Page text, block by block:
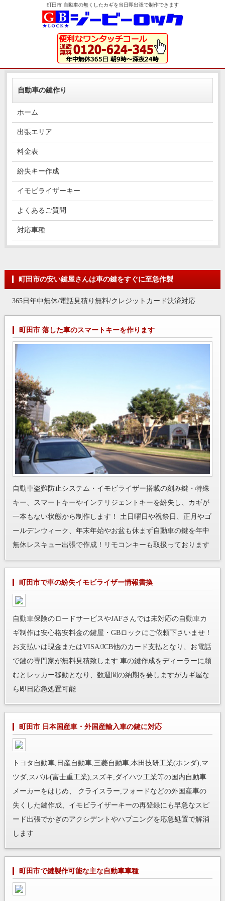
町田市 自動車の無くしたカギを当日即出張で制作できます
町田市の安い鍵屋さんは車の鍵をすぐに至急作製
365日年中無休/電話見積り無料/クレジットカード決済対応
町田市 落した車のスマートキーを作ります
自動車盗難防止システム・イモビライザー搭載の刻み鍵・特殊
キー、スマートキーやインテリジェントキーを紛失し、カギが
一本もない状態から制作します！ 土日曜日や祝祭日、正月やゴ
ールデンウィーク、年末年始やお盆も休まず自動車の鍵を年中
無休レスキュー出張で作成！リモコンキーも取扱っております
町田市で車の紛失イモビライザー情報書換
自動車保険のロードサービスやJAFさんでは未対応の自動車カ
ギ制作は安心格安料金の鍵屋・GBロックにご依頼下さいませ！
お支払いは現金またはVISA/JCB他のカード支払となり、お電話
で鍵の専門家が無料見積致します 車の鍵作成をディーラーに頼
むとレッカー移動となり、数週間の納期を要しますがカギ屋な
ら即日応急処置可能
町田市 日本国産車・外国産輸入車の鍵に対応
トヨタ自動車,日産自動車,三菱自動車,本田技研工業(ホンダ),マ
ツダ,スバル(富士重工業),スズキ,ダイハツ工業等の国内自動車
メーカーをはじめ、 クライスラー,フォードなどの外国産車の
失くした鍵作成、イモビライザーキーの再登録にも早急なスピ
ード出張でかぎのアクシデントやハプニングを応急処置で解消
します
町田市で鍵製作可能な主な自動車車種
自動車の鍵作り
ホーム
出張エリア
料金表
紛失キー作成
イモビライザーキー
よくあるご質問
対応車種